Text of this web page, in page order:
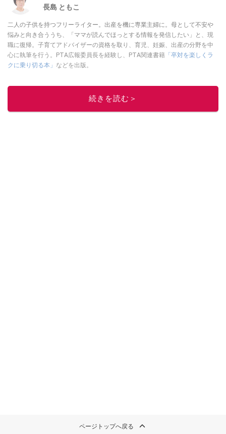
長島 ともこ
二人の子供を持つフリーライター。出産を機に専業主婦に。母として不安や
悩みと向き合ううち、「ママが読んでほっとする情報を発信したい」と、現
職に復帰。子育てアドバイザーの資格を取り、育児、妊娠、出産の分野を中
心に執筆を行う。PTA広報委員長を経験し、PTA関連書籍 「卒対を楽しくラ
クに乗り切る本」 などを出版。
続きを読む＞
ページトップへ戻る